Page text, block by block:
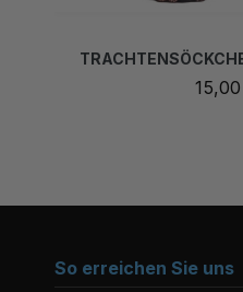
So erreichen Sie uns